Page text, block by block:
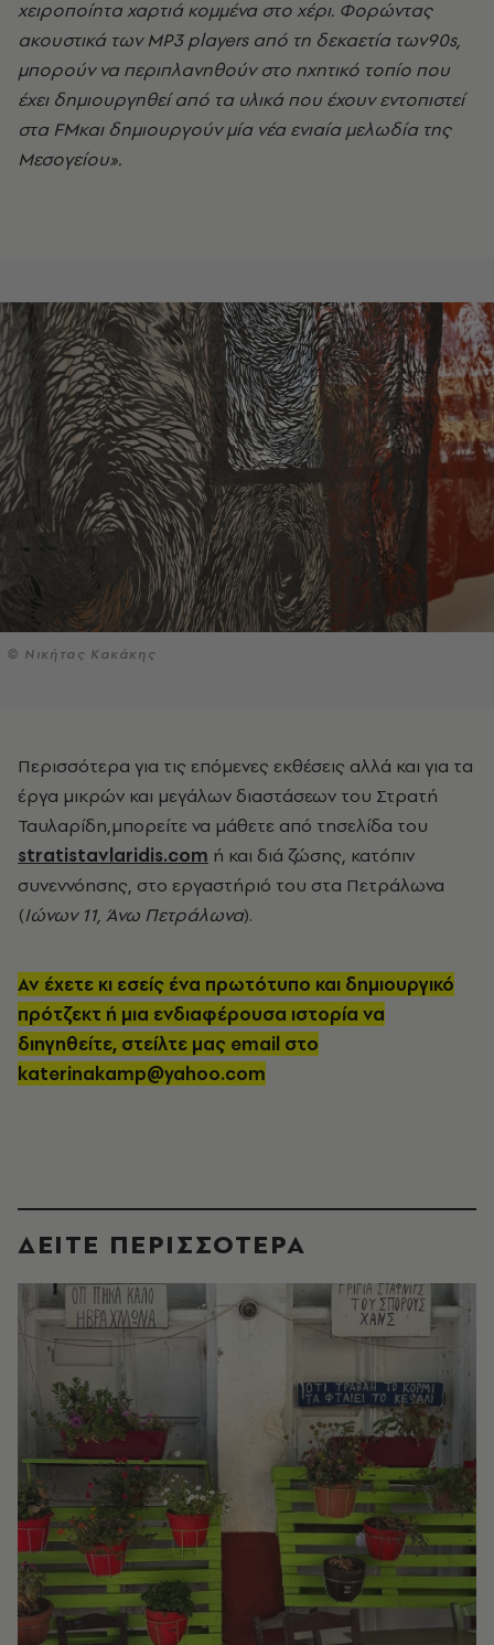
χειροποίητα χαρτιά κομμένα στο χέρι. Φορώντας
ακουστικά τωνMP3playersαπό τη δεκαετία των90s,
μπορούν να περιπλανηθούν στο ηχητικό τοπίο που
έχει δημιουργηθεί από τα υλικά που έχουν εντοπιστεί
στα FMκαι δημιουργούν μία νέα ενιαία μελωδία της
Μεσογείου».
© Νικήτας Κακάκης
Περισσότερα για τις επόμενες εκθέσεις αλλά και για τα
έργα μικρών και μεγάλων διαστάσεων του Στρατή
Ταυλαρίδη,μπορείτε να μάθετε από τησελίδα του
stratistavlaridis.com ή και διά ζώσης, κατόπιν
συνεννόησης, στο εργαστήριό του στα Πετράλωνα
(Ιώνων 11, Άνω Πετράλωνα).
Αν έχετε κι εσείς ένα πρωτότυπο και δημιουργικό
πρότζεκτ ή μια ενδιαφέρουσα ιστορία να
διηγηθείτε, στείλτε μας email στο
katerinakamp@yahoo.com
ΔΕΙΤΕ ΠΕΡΙΣΣΟΤΕΡΑ